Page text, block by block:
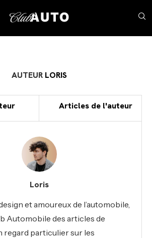
AUTEUR LORIS
Articles de l'auteur
Loris
et amoureux de l’automobile,
Automobile des articles de
regard particulier sur les